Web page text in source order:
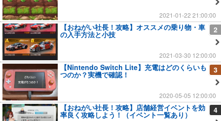
2021-01-22 21:00:00
2
【おねがい社長！攻略】オススメの乗り物・車
の入手方法と小技
2021-03-30 12:00:00
3
【Nintendo Switch Lite】充電はどのくらいも
つのか？実機で確認！
2020-05-05 12:00:00
4
【おねがい社長！攻略】店舗経営イベントを効
率良く攻略しよう！（イベント一覧あり）